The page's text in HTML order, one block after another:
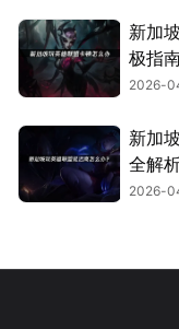
新加
极指
2026-
新加
全解
2026-